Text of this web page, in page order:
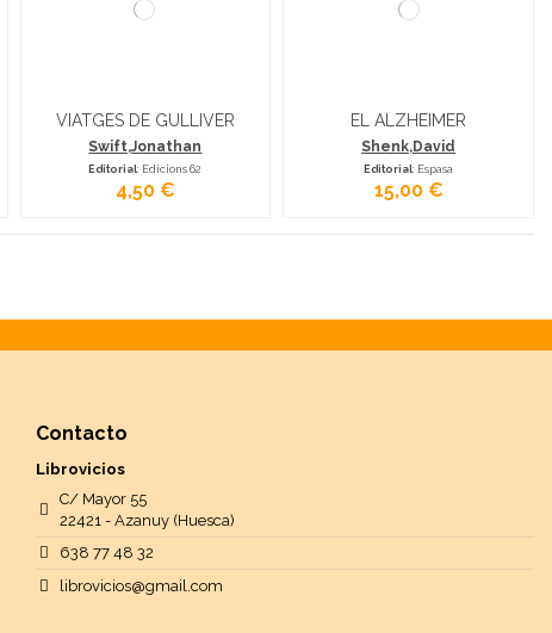
VIATGES DE GULLIVER
Swift,Jonathan
Editorial: Edicions 62
4,50 €
EL ALZHEIMER
Shenk,David
Editorial: Espasa
15,00 €
Contacto
Librovicios
C/ Mayor 55
22421 - Azanuy (Huesca)
638 77 48 32
librovicios@gmail.com